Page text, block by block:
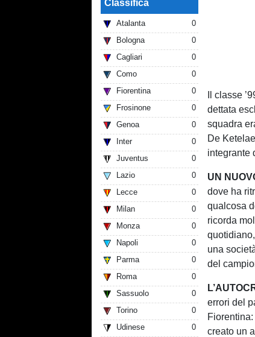
Classifica
Atalanta
0
Bologna
0
Cagliari
0
Como
0
Fiorentina
0
Frosinone
0
Genoa
0
Inter
0
Juventus
0
Lazio
0
Lecce
0
Milan
0
Monza
0
Napoli
0
Parma
0
Roma
0
Sassuolo
0
Torino
0
Udinese
0
Il classe
dettata
squadra
De
integrante
UN
dove ha
qualcosa
ricorda
una
del
errori del
creato un